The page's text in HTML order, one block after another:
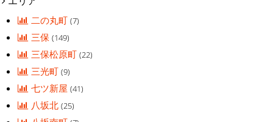
二の丸町(7)
三保(149)
三保松原町(22)
三光町(9)
七ツ新屋(41)
八坂北(25)